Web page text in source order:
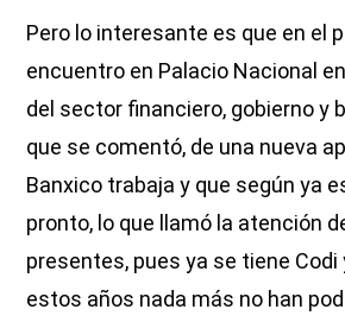
Pero lo interesante es que en el
encuentro en Palacio Nacional
del sector financiero, gobierno y
que se comentó, de una nueva
Banxico trabaja y que según ya
pronto, lo que llamó la atención
presentes, pues ya se tiene Codi
estos años nada más no han